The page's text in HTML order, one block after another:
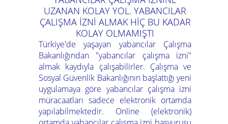
UZANAN KOLAY YOL. YABANCILAR
ÇALIŞMA İZNİ ALMAK HİÇ BU KADAR
KOLAY OLMAMIŞTI
Türkiye'de yaşayan yabancılar Çalışma
Bakanlığından "yabancılar çalışma izni"
almak kaydıyla çalışabilirler. Çalışma ve
Sosyal Güvenlik Bakanlığının başlattığı yeni
uygulamaya göre yabancılar çalışma izni
müracaatları sadece elektronik ortamda
yapılabilmektedir. Online (elektronik)